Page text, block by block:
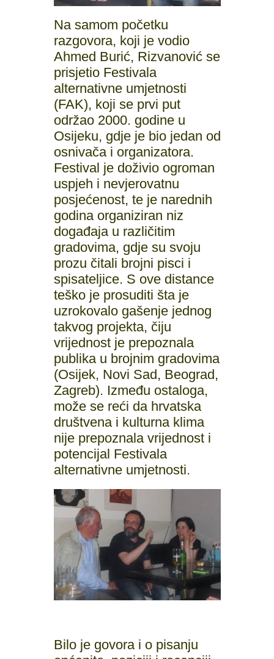
Na samom početku
razgovora, koji je vodio
Ahmed Burić, Rizvanović se
prisjetio Festivala
alternativne umjetnosti
(FAK), koji se prvi put
održao 2000. godine u
Osijeku, gdje je bio jedan od
osnivača i organizatora.
Festival je doživio ogroman
uspjeh i nevjerovatnu
posjećenost, te je narednih
godina organiziran niz
događaja u različitim
gradovima, gdje su svoju
prozu čitali brojni pisci i
spisateljice. S ove distance
teško je prosuditi šta je
uzrokovalo gašenje jednog
takvog projekta, čiju
vrijednost je prepoznala
publika u brojnim gradovima
(Osijek, Novi Sad, Beograd,
Zagreb). Između ostaloga,
može se reći da hrvatska
društvena i kulturna klima
nije prepoznala vrijednost i
potencijal Festivala
alternativne umjetnosti.
Bilo je govora i o pisanju